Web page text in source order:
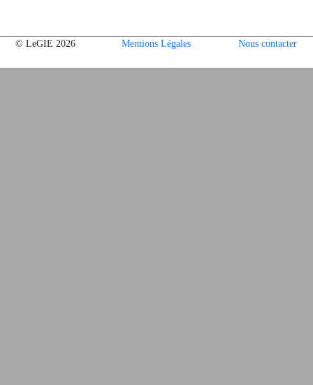
© LeGIE 2026 Mentions Légales Nous contacter